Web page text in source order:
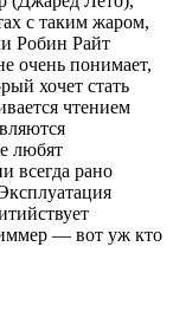
с таким жаром,
Робин Райт
очень понимает,
хочет стать
чтением
любят
всегда рано
— вот уж кто